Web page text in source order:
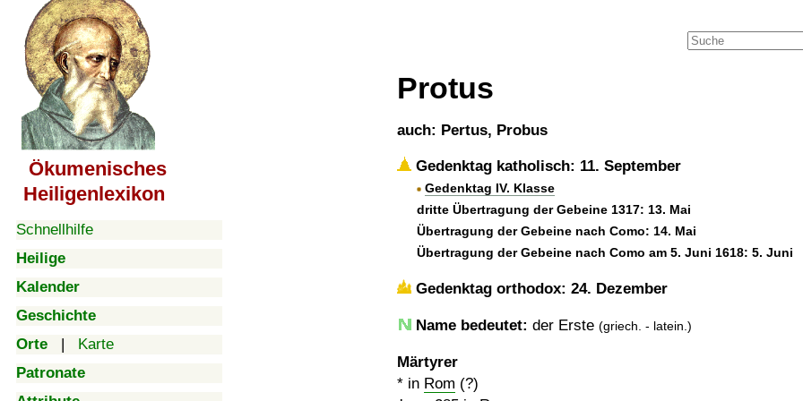
Ökumenisches
Heiligenlexikon
Schnellhilfe
Heilige
Kalender
Geschichte
Orte | Karte
Patronate
Protus
auch: Pertus, Probus
Gedenktag katholisch: 11. September
Gedenktag IV. Klasse
dritte Übertragung der Gebeine 1317: 13. Mai
Übertragung der Gebeine nach Como: 14. Mai
Übertragung der Gebeine nach Como am 5. Juni 1618: 5. Juni
Gedenktag orthodox: 24. Dezember
Name bedeutet: der Erste (griech. - latein.)
Märtyrer
* in Rom (?)